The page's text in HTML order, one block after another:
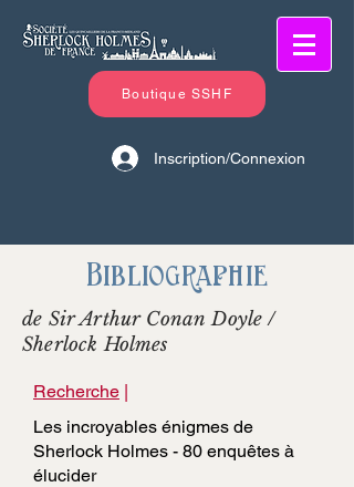
Boutique SSHF
Inscription/Connexion
Bibliographie
de Sir Arthur Conan Doyle /
Sherlock Holmes
Recherche |
Les incroyables énigmes de
Sherlock Holmes - 80 enquêtes à
élucider